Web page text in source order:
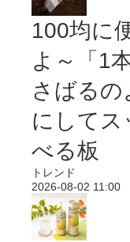
100均に
よ～「1
さばる
にしてス
べる板
トレンド
2026-08-02 11:00